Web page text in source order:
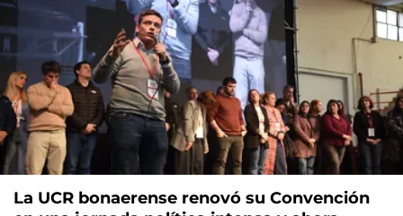
La UCR bonaerense renovó su Convención